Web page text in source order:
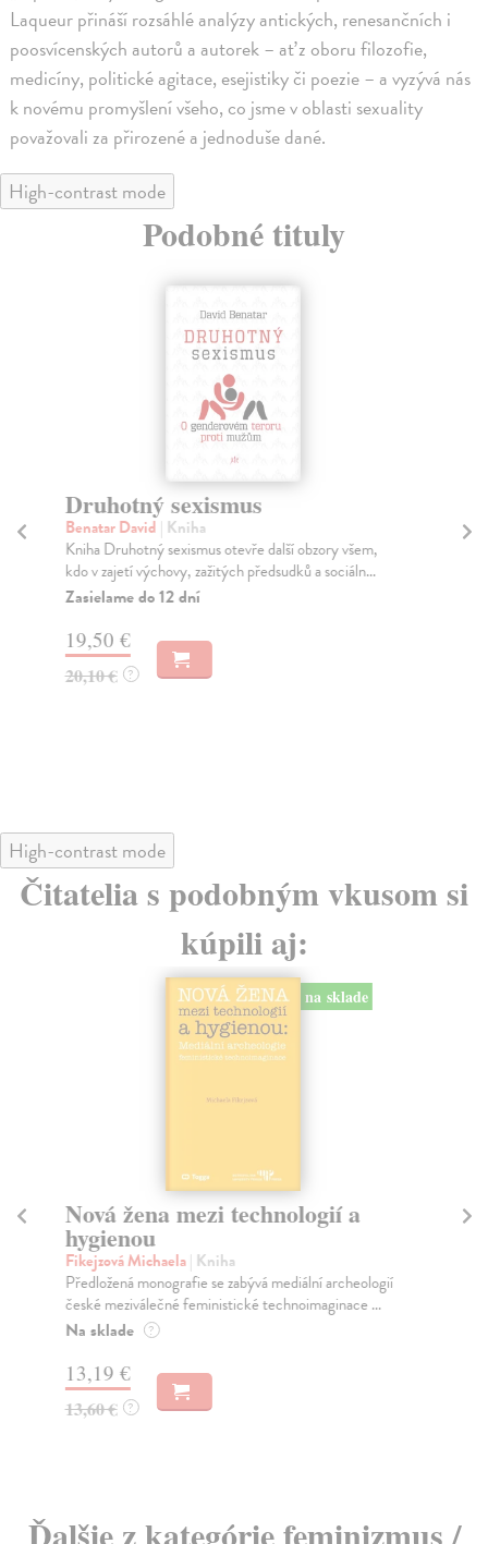
Laqueur přináší rozsáhlé analýzy antických, renesančních i
poosvícenských autorů a autorek – ať z oboru filozofie,
medicíny, politické agitace, esejistiky či poezie – a vyzývá nás
k novému promyšlení všeho, co jsme v oblasti sexuality
považovali za přirozené a jednoduše dané.
High-contrast mode
Podobné tituly
Druhotný sexismus
Benatar David | Kniha
Kniha Druhotný sexismus otevře další obzory všem,
kdo v zajetí výchovy, zažitých předsudků a sociáln...
Zasielame do 12 dní
19,50 €
20,10 € ?
High-contrast mode
Čitatelia s podobným vkusom si
kúpili aj:
na sklade
Nová žena mezi technologií a
hygienou
Fikejzová Michaela| Kniha
Předložená monografie se zabývá mediální archeologií
české meziválečné feministické technoimaginace ...
Na sklade ?
13,19 €
13,60 € ?
Ďalšie z kategórie feminizmus /